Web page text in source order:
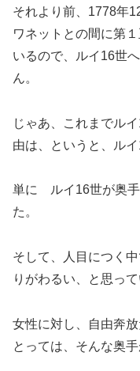
それより前、1778年
ワネットとの間に第
いるので、ルイ16世
ん。
じゃあ、これまでル
由は、というと、ル
単に ルイ16世が奥手
た。
そして、人目につく
りがわるい、と思っ
女性に対し、自由奔
とっては、そんな奥